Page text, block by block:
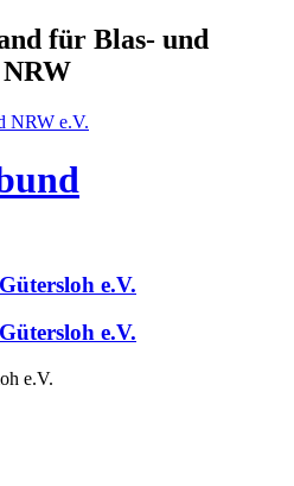
für Blas- und
e.V.
e.V.
e.V.